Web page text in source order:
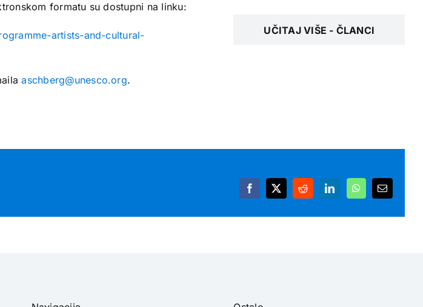
formatu su dostupni na linku:
artists-and-cultural-
aschberg@unesco.org.
UČITAJ VIŠE - ČLANCI
Facebook
X RedditLinkedInWhatsApp
Email